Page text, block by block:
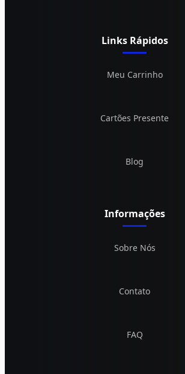
Links Rápidos
Meu Carrinho
Cartões Presente
Blog
Informações
Sobre Nós
Contato
FAQ